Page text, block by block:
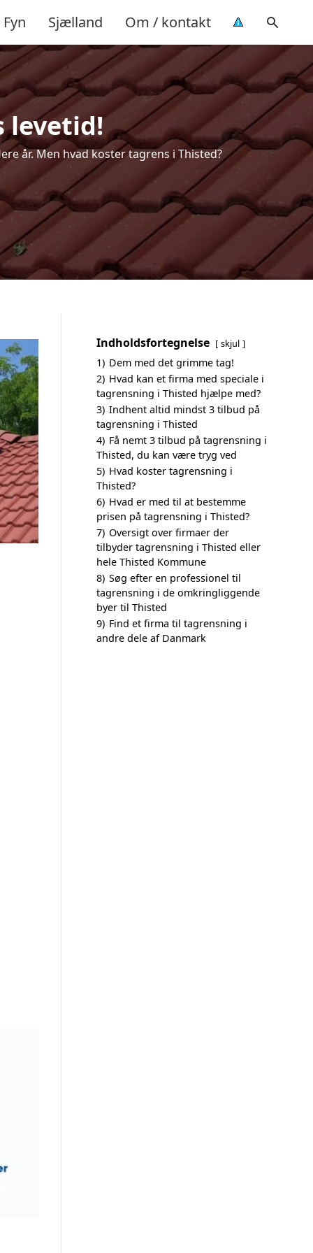
Fyn Sjælland Om / kontakt
levetid!
år. Men hvad koster tagrens i Thisted?
Indholdsfortegnelse skjul
1) Dem med det grimme tag!
2) Hvad kan et firma med speciale i
tagrensning i Thisted hjælpe med?
3) Indhent altid mindst 3 tilbud på
tagrensning i Thisted
4) Få nemt 3 tilbud på tagrensning i
Thisted, du kan være tryg ved
5) Hvad koster tagrensning i
Thisted?
6) Hvad er med til at bestemme
prisen på tagrensning i Thisted?
7) Oversigt over firmaer der
tilbyder tagrensning i Thisted eller
hele Thisted Kommune
8) Søg efter en professionel til
tagrensning i de omkringliggende
byer til Thisted
9) Find et firma til tagrensning i
andre dele af Danmark